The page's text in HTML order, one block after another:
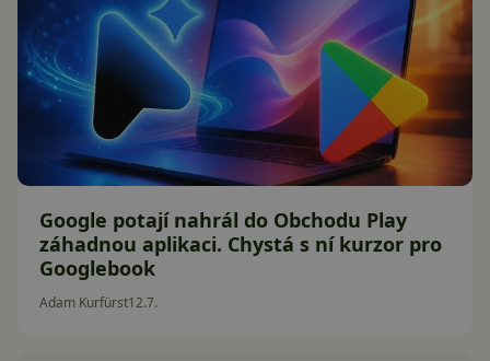
Google potají nahrál do Obchodu Play
záhadnou aplikaci. Chystá s ní kurzor pro
Googlebook
Adam Kurfürst12.7.